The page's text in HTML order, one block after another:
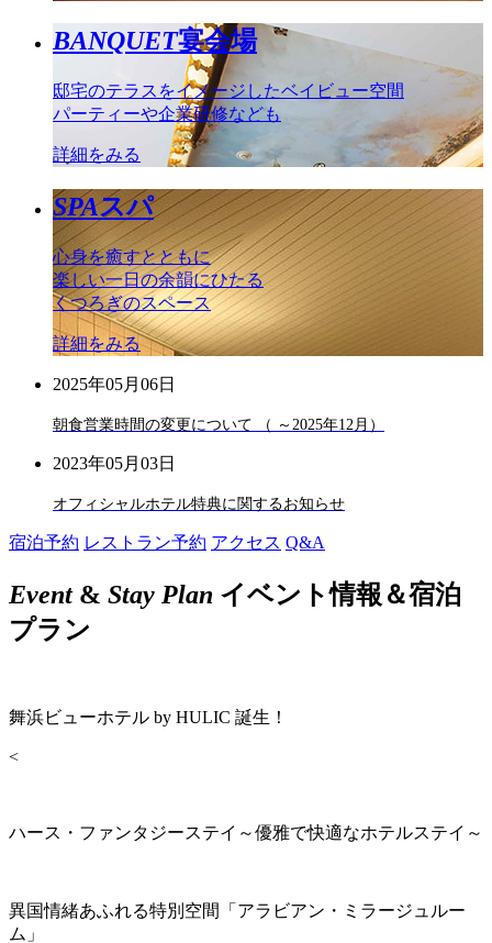
BANQUET宴会場
邸宅のテラスをイメージしたベイビュー空間
パーティーや企業研修なども
詳細をみる
SPAスパ
心身を癒すとともに
楽しい一日の余韻にひたる
くつろぎのスペース
詳細をみる
2025年05月06日
朝食営業時間の変更について （ ～2025年12月）
2023年05月03日
オフィシャルホテル特典に関するお知らせ
宿泊予約 レストラン予約 アクセス Q&A
Event& Stay Plan イベント情報＆宿泊
プラン
舞浜ビューホテル by HULIC 誕生！
<
ハース・ファンタジーステイ～優雅で快適なホテルステイ～
異国情緒あふれる特別空間「アラビアン・ミラージュルー
ム」